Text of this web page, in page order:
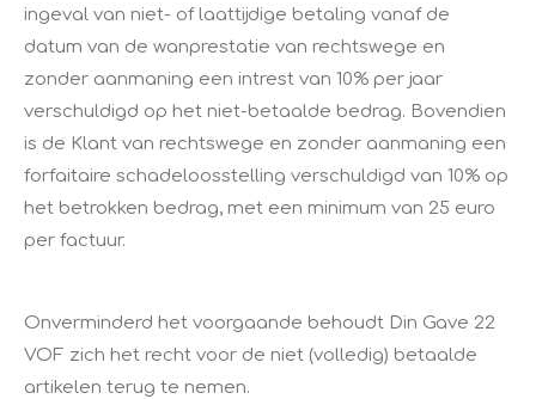
ingeval van niet- of laattijdige betaling vanaf de
datum van de wanprestatie van rechtswege en
zonder aanmaning een intrest van 10% per jaar
verschuldigd op het niet-betaalde bedrag. Bovendien
is de Klant van rechtswege en zonder aanmaning een
forfaitaire schadeloosstelling verschuldigd van 10% op
het betrokken bedrag, met een minimum van 25 euro
per factuur.
Onverminderd het voorgaande behoudt Din Gave 22
VOF zich het recht voor de niet (volledig) betaalde
artikelen terug te nemen.